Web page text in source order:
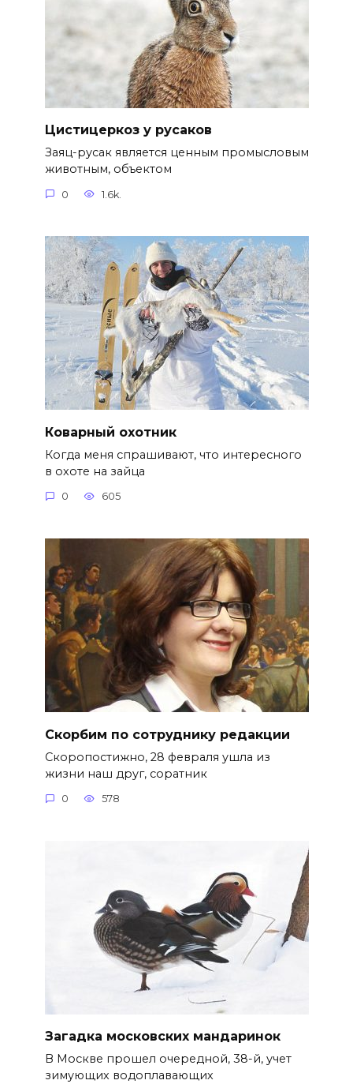
Цистицеркоз у русаков
Заяц-русак является ценным промысловым
животным, объектом
0 1.6k.
Коварный охотник
Когда меня спрашивают, что интересного
в охоте на зайца
0 605
Скорбим по сотруднику редакции
Скоропостижно, 28 февраля ушла из
жизни наш друг, соратник
0 578
Загадка московских мандаринок
В Москве прошел очередной, 38-й, учет
зимующих водоплавающих